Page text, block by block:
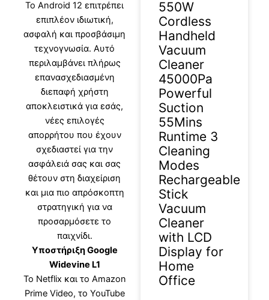
Το Android 12 επιτρέπει
επιπλέον ιδιωτική,
ασφαλή και προσβάσιμη
τεχνογνωσία. Αυτό
περιλαμβάνει πλήρως
επανασχεδιασμένη
διεπαφή χρήστη
αποκλειστικά για εσάς,
νέες επιλογές
απορρήτου που έχουν
σχεδιαστεί για την
ασφάλειά σας και σας
θέτουν στη διαχείριση
και μια πιο απρόσκοπτη
στρατηγική για να
προσαρμόσετε το
παιχνίδι.
Υποστήριξη Google
Widevine L1
Το Netflix και το Amazon
Prime Video, το YouTube
550W
Cordless
Handheld
Vacuum
Cleaner
45000Pa
Powerful
Suction
55Mins
Runtime 3
Cleaning
Modes
Rechargeable
Stick
Vacuum
Cleaner
with LCD
Display for
Home
Office